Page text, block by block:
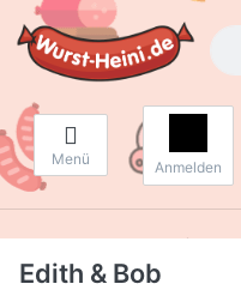
Menü Anmelden
Edith & Bob